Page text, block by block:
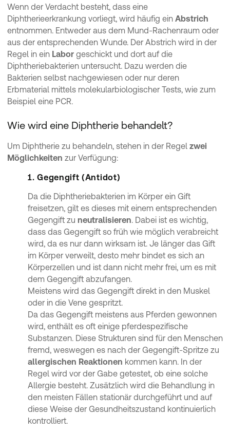
Wenn der Verdacht besteht, dass eine
Diphtherieerkrankung vorliegt, wird häufig ein Abstrich
entnommen. Entweder aus dem Mund-Rachenraum oder
aus der entsprechenden Wunde. Der Abstrich wird in der
Regel in ein Labor geschickt und dort auf die
Diphtheriebakterien untersucht. Dazu werden die
Bakterien selbst nachgewiesen oder nur deren
Erbmaterial mittels molekularbiologischer Tests, wie zum
Beispiel eine PCR.
Wie wird eine Diphtherie behandelt?
Um Diphtherie zu behandeln, stehen in der Regel zwei
Möglichkeiten zur Verfügung:
1. Gegengift (Antidot)
Da die Diphtheriebakterien im Körper ein Gift
freisetzen, gilt es dieses mit einem entsprechenden
Gegengift zu neutralisieren . Dabei ist es wichtig,
dass das Gegengift so früh wie möglich verabreicht
wird, da es nur dann wirksam ist. Je länger das Gift
im Körper verweilt, desto mehr bindet es sich an
Körperzellen und ist dann nicht mehr frei, um es mit
dem Gegengift abzufangen.
Meistens wird das Gegengift direkt in den Muskel
oder in die Vene gespritzt.
Da das Gegengift meistens aus Pferden gewonnen
wird, enthält es oft einige pferdespezifische
Substanzen. Diese Strukturen sind für den Menschen
fremd, weswegen es nach der Gegengift-Spritze zu
allergischen Reaktionen kommen kann. In der
Regel wird vor der Gabe getestet, ob eine solche
Allergie besteht. Zusätzlich wird die Behandlung in
den meisten Fällen stationär durchgeführt und auf
diese Weise der Gesundheitszustand kontinuierlich
kontrolliert.